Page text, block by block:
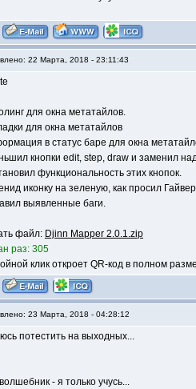
22 Марта, 2018 - 23:11:43
для окна метатайлов.
для окна метатайлов
в статус баре для окна
кнопки edit, step, draw и заменил
функциональность этих кнопок.
иконку на зеленую, как просил
выявленные баги.
файл: Djinn Mapper 2.0.1.zip
раз: 305
23 Марта, 2018 - 04:28:12
потестить на выходных...
- я только учусь...